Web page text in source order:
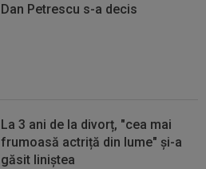
Dan Petrescu s-a decis
La 3 ani de la divorț, "cea mai
frumoasă actriță din lume" și-a
găsit liniștea